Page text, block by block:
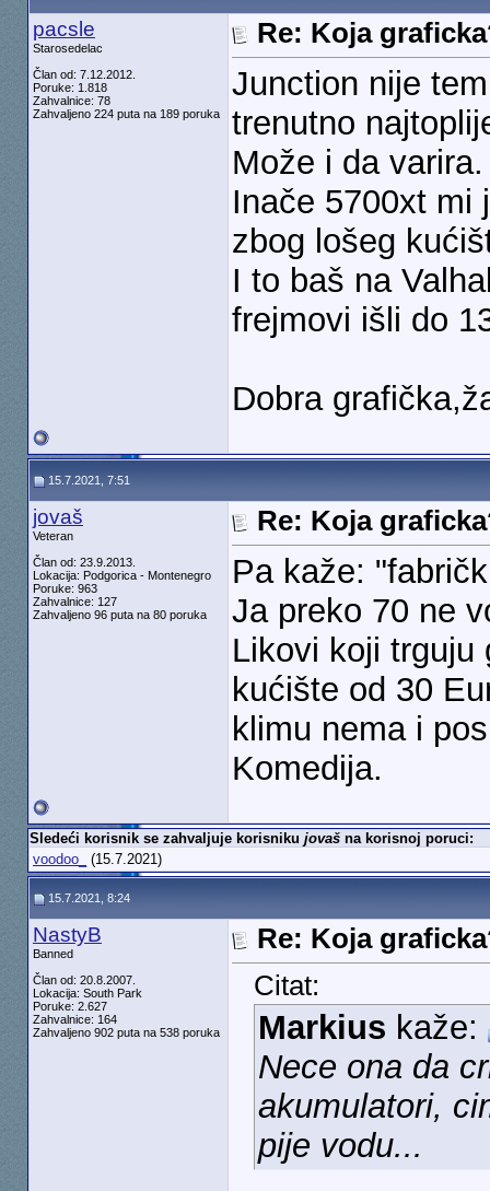
pacsle
Starosedelac
Član od: 7.12.2012.
Poruke: 1.818
Zahvalnice: 78
Zahvaljeno 224 puta na 189 poruka
Re: Koja
Junction nije
trenutno
Može i da varira.
Inače 5700xt mi
zbog lošeg
I to baš na
frejmovi išli do
Dobra
15.7.2021, 7:51
jovaš
Veteran
Član od: 23.9.2013.
Lokacija: Podgorica - Montenegro
Poruke: 963
Zahvalnice: 127
Zahvaljeno 96 puta na 80 poruka
Re: Koja
Pa kaže:
Ja preko 70 ne
Likovi koji trguju
kućište od 30
klimu nema i
Komedija.
Sledeći korisnik se zahvaljuje korisniku jovašna korisnoj poruci:
voodoo_
(15.7.2021)
15.7.2021, 8:24
NastyB
Banned
Član od: 20.8.2007.
Lokacija: South Park
Poruke: 2.627
Zahvalnice: 164
Zahvaljeno 902 puta na 538 poruka
Re: Koja
Citat:
Markius kaže:
Nece ona da
akumulatori,
pije vodu...